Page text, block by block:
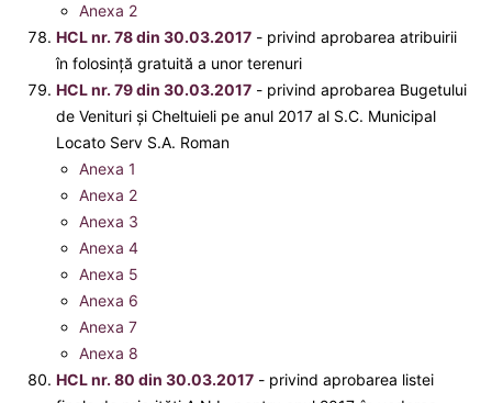
Anexa 2
HCL nr. 78 din 30.03.2017 - privind aprobarea atribuirii
în folosință gratuită a unor terenuri
HCL nr. 79 din 30.03.2017 - privind aprobarea Bugetului
de Venituri şi Cheltuieli pe anul 2017 al S.C. Municipal
Locato Serv S.A. Roman
Anexa 1
Anexa 2
Anexa 3
Anexa 4
Anexa 5
Anexa 6
Anexa 7
Anexa 8
HCL nr. 80 din 30.03.2017 - privind aprobarea listei